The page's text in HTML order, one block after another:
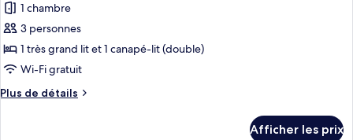
pour
ce
type
de
chambre :
Chambre
1 chambre
3 personnes
1 très grand lit et 1 canapé-lit (double)
Wi-Fi gratuit
Plus de détails
Plus
Afficher les prix